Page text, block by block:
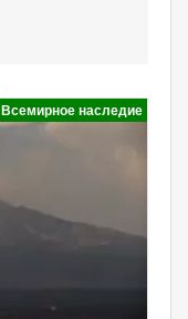
Всемирное наследие